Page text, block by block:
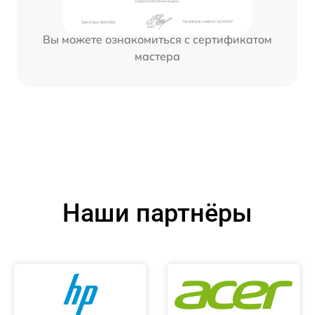
Вы можете ознакомиться с сертификатом
мастера
Наши партнёры